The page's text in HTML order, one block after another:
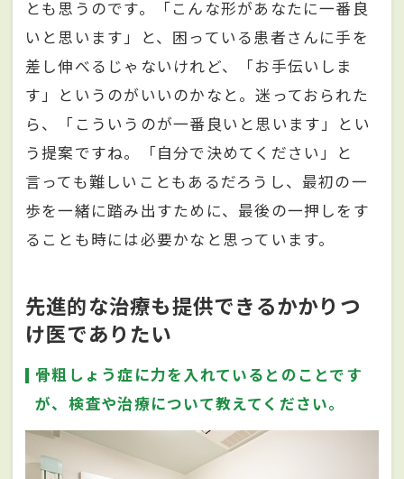
とも思うのです。「こんな形があなたに一番良
いと思います」と、困っている患者さんに手を
差し伸べるじゃないけれど、「お手伝いしま
す」というのがいいのかなと。迷っておられた
ら、「こういうのが一番良いと思います」とい
う提案ですね。「自分で決めてください」と
言っても難しいこともあるだろうし、最初の一
歩を一緒に踏み出すために、最後の一押しをす
ることも時には必要かなと思っています。
先進的な治療も提供できるかかりつ
け医でありたい
骨粗しょう症に力を入れているとのことです
が、検査や治療について教えてください。